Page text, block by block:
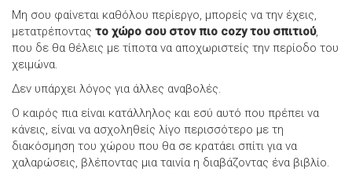
Μη σου φαίνεται καθόλου περίεργο, μπορείς να την έχεις,
μετατρέποντας το χώρο σου στον πιο cozy του σπιτιού,
που δε θα θέλεις με τίποτα να αποχωριστείς την περίοδο του
χειμώνα.
Δεν υπάρχει λόγος για άλλες αναβολές.
Ο καιρός πια είναι κατάλληλος και εσύ αυτό που πρέπει να
κάνεις, είναι να ασχοληθείς λίγο περισσότερο με τη
διακόσμηση του χώρου που θα σε κρατάει σπίτι για να
χαλαρώσεις, βλέποντας μια ταινία η διαβάζοντας ένα βιβλίο.